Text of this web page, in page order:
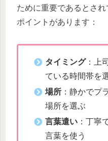
ために重要であるとさ
ポイントがあります：
タイミング：上
ている時間帯を
場所 ：静かでプ
場所を選ぶ
言葉遣い ：丁寧
言葉を使う